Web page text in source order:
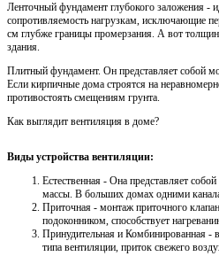
Ленточный фундамент глубокого заложения -
сопротивляемость нагрузкам, исключающие
см глубже границы промерзания. А вот
здания.
Плитный фундамент. Он представляет собой
Если кирпичные дома строятся на
противостоять смещениям грунта.
Как выглядит вентиляция в доме?
Виды устройства вентиляции:
Естественная - Она представляет
массы. В больших домах одними
Приточная - монтаж приточного
подоконником, способствует
Принудительная и Комбинированная -
типа вентиляции, приток свежего